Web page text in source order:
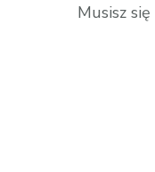
Musisz się